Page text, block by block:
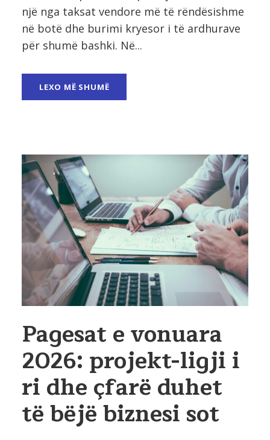
një nga taksat vendore më të rëndësishme
në botë dhe burimi kryesor i të ardhurave
për shumë bashki. Në...
LEXO MË SHUMË
Pagesat e vonuara
2026: projekt-ligji i
ri dhe çfarë duhet
të bëjë biznesi sot